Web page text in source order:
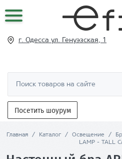
г. Одесса ул. Генуэзская, 1
Посетить шоурум
Главная / Каталог / Освещение /
LAMP - TALL